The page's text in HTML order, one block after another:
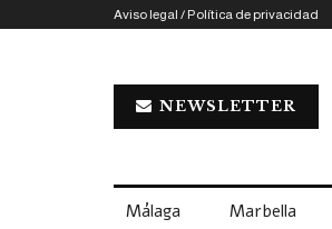
Aviso legal / Política de privacidad
NEWSLETTER
Málaga Marbella